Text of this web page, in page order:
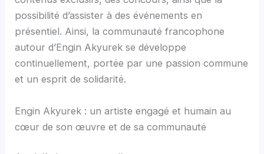
possibilité d’assister à des événements en
présentiel. Ainsi, la communauté francophone
autour d’Engin Akyurek se développe
continuellement, portée par une passion commune
et un esprit de solidarité.
Engin Akyurek : un artiste engagé et humain au
cœur de son œuvre et de sa communauté